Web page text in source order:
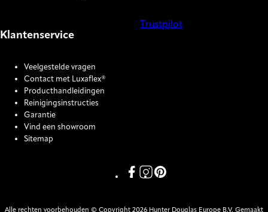
Klantenservice
Veelgestelde vragen
Contact met Luxaflex®
Producthandleidingen
Reinigingsinstructies
Garantie
Vind een showroom
Sitemap
Trustpilot
Link missing Display text from
Link missing Display text
Link missing Display text
Alle rechten voorbehouden © Copyright 2026 Hunter Douglas Europe B.V. Gemaakt